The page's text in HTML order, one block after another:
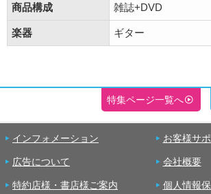
商品構成 雑誌+DVD
楽器 ギター
特集ページ一覧へ
インフォメーション お客様サ
広告について 会社概要
特約店様・書店様ご案内 個人情報